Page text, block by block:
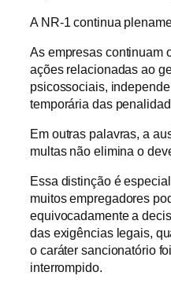
A NR-1 continua
As empresas continuam
ações relacionadas ao
psicossociais,
temporária das
Em outras palavras, a
multas não elimina o
Essa distinção é
muitos empregadores
equivocadamente a
das exigências legais,
o caráter sancionatório
interrompido.